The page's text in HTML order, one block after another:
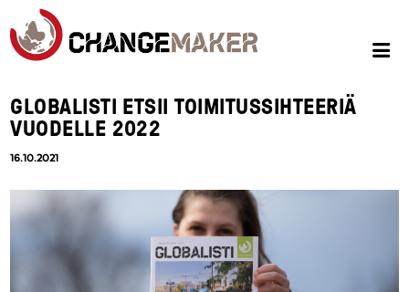
GLOBALISTI ETSII TOIMITUSSIHTEERIÄ
VUODELLE 2022
16.10.2021